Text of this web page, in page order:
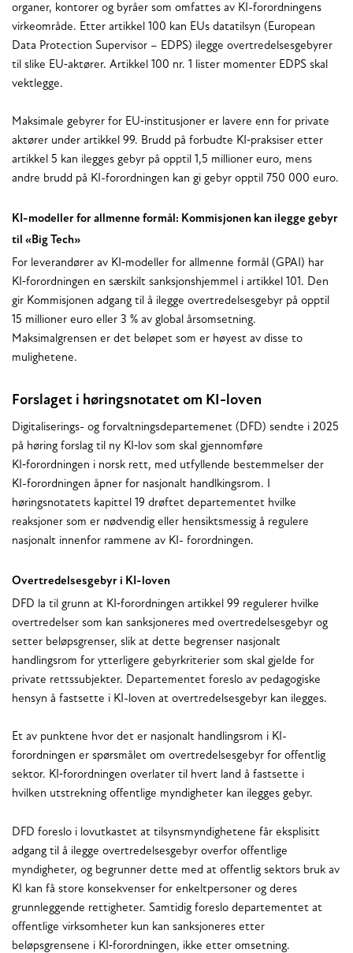
organer, kontorer og byråer som omfattes av KI-forordningens
virkeområde. Etter artikkel 100 kan EUs datatilsyn (European
Data Protection Supervisor – EDPS) ilegge overtredelsesgebyrer
til slike EU‑aktører. Artikkel 100 nr. 1 lister momenter EDPS skal
vektlegge.
Maksimale gebyrer for EU‑institusjoner er lavere enn for private
aktører under artikkel 99. Brudd på forbudte KI‑praksiser etter
artikkel 5 kan ilegges gebyr på opptil 1,5 millioner euro, mens
andre brudd på KI-forordningen kan gi gebyr opptil 750 000 euro.
KI-modeller for allmenne formål: Kommisjonen kan ilegge gebyr
til «Big Tech»
For leverandører av KI‑modeller for allmenne formål (GPAI) har
KI‑forordningen en særskilt sanksjonshjemmel i artikkel 101. Den
gir Kommisjonen adgang til å ilegge overtredelsesgebyr på opptil
15 millioner euro eller 3 % av global årsomsetning.
Maksimalgrensen er det beløpet som er høyest av disse to
mulighetene.
Forslaget i høringsnotatet om KI-loven
Digitaliserings- og forvaltningsdepartemenet (DFD) sendte i 2025
på høring forslag til ny KI‑lov som skal gjennomføre
KI‑forordningen i norsk rett, med utfyllende bestemmelser der
KI-forordningen åpner for nasjonalt handlkingsrom. I
høringsnotatets kapittel 19 drøftet departementet hvilke
reaksjoner som er nødvendig eller hensiktsmessig å regulere
nasjonalt innenfor rammene av KI- forordningen.
Overtredelsesgebyr i KI-loven
DFD la til grunn at KI‑forordningen artikkel 99 regulerer hvilke
overtredelser som kan sanksjoneres med overtredelsesgebyr og
setter beløpsgrenser, slik at dette begrenser nasjonalt
handlingsrom for ytterligere gebyrkriterier som skal gjelde for
private rettssubjekter. Departementet foreslo av pedagogiske
hensyn å fastsette i KI-loven at overtredelsesgebyr kan ilegges.
Et av punktene hvor det er nasjonalt handlingsrom i KI-
forordningen er spørsmålet om overtredelsesgebyr for offentlig
sektor. KI‑forordningen overlater til hvert land å fastsette i
hvilken utstrekning offentlige myndigheter kan ilegges gebyr.
DFD foreslo i lovutkastet at tilsynsmyndighetene får eksplisitt
adgang til å ilegge overtredelsesgebyr overfor offentlige
myndigheter, og begrunner dette med at offentlig sektors bruk av
KI kan få store konsekvenser for enkeltpersoner og deres
grunnleggende rettigheter. Samtidig foreslo departementet at
offentlige virksomheter kun kan sanksjoneres etter
beløpsgrensene i KI‑forordningen, ikke etter omsetning.